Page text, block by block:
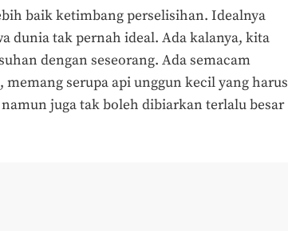
baik ketimbang perselisihan. Idealnya
dunia tak pernah ideal. Ada kalanya, kita
dengan seseorang. Ada semacam
serupa api unggun kecil yang harus
juga tak boleh dibiarkan terlalu besar